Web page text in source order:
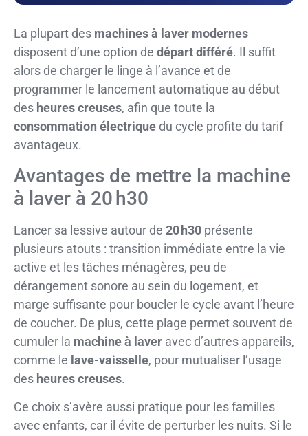
La plupart des machines à laver modernes
disposent d’une option de départ différé. Il suffit
alors de charger le linge à l’avance et de
programmer le lancement automatique au début
des heures creuses, afin que toute la
consommation électrique du cycle profite du tarif
avantageux.
Avantages de mettre la machine
à laver à 20 h30
Lancer sa lessive autour de 20 h30 présente
plusieurs atouts : transition immédiate entre la vie
active et les tâches ménagères, peu de
dérangement sonore au sein du logement, et
marge suffisante pour boucler le cycle avant l’heure
de coucher. De plus, cette plage permet souvent de
cumuler la machine à laver avec d’autres appareils,
comme le lave-vaisselle, pour mutualiser l’usage
des heures creuses.
Ce choix s’avère aussi pratique pour les familles
avec enfants, car il évite de perturber les nuits. Si le